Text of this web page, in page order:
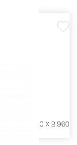
Ш 600 X Г 600 X В 960